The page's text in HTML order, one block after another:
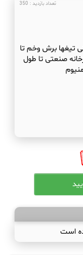
تعداد بازدید : 350
تا ۲/۳۰سنگ زنی تیغها برش وخم تا
صنعتی تا طول
است